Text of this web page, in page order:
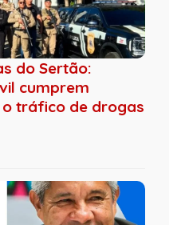
do Sertão:
cumprem
tráfico de drogas